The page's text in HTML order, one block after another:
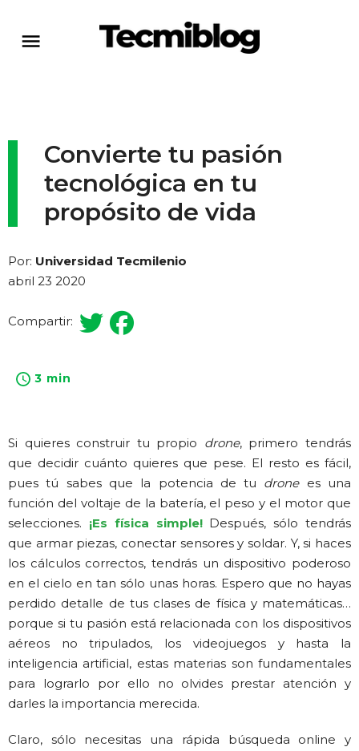
Convierte tu pasión
tecnológica en tu
propósito de vida
Por: Universidad Tecmilenio
abril 23 2020
Compartir:
3 min
Si quieres construir tu propio drone, primero tendrás
que decidir cuánto quieres que pese. El resto es fácil,
pues tú sabes que la potencia de tu dronees una
función del voltaje de la batería, el peso y el motor que
selecciones. ¡Es física simple!Después, sólo tendrás
que armar piezas, conectar sensores y soldar. Y, si haces
los cálculos correctos, tendrás un dispositivo poderoso
en el cielo en tan sólo unas horas. Espero que no hayas
perdido detalle de tus clases de física y matemáticas…
porque si tu pasión está relacionada con los dispositivos
aéreos no tripulados, los videojuegos y hasta la
inteligencia artificial, estas materias son fundamentales
para lograrlo por ello no olvides prestar atención y
darles la importancia merecida.
Claro, sólo necesitas una rápida búsqueda online y